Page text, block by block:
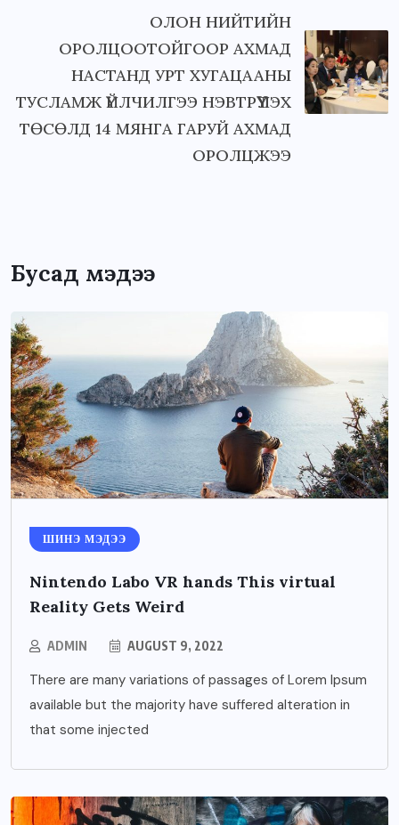
ОЛОН НИЙТИЙН
ОРОЛЦООТОЙГООР АХМАД
НАСТАНД УРТ ХУГАЦААНЫ
ТУСЛАМЖ ҮЙЛЧИЛГЭЭ НЭВТРҮҮЛЭХ
ТӨСӨЛД 14 МЯНГА ГАРУЙ АХМАД
ОРОЛЦЖЭЭ
Бусад мэдээ
ШИНЭ МЭДЭЭ
Nintendo Labo VR hands This virtual
Reality Gets Weird
ADMIN AUGUST 9, 2022
There are many variations of passages of Lorem Ipsum
available but the majority have suffered alteration in
that some injected